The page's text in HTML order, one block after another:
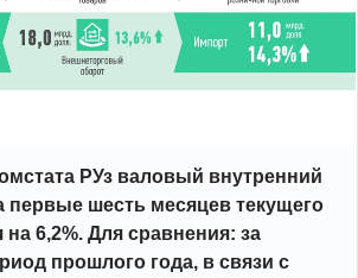
РУз валовый внутренний
первые шесть месяцев текущего
на 6,2%. Для сравнения: за
прошлого года, в связи с